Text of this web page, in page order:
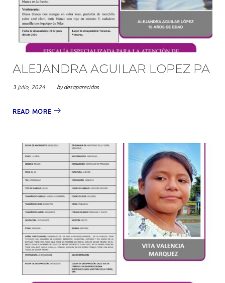
2024
ALEJANDRA AGUILAR LOPEZ PA
3 julio, 2024 bydesaparecidos
READ MORE